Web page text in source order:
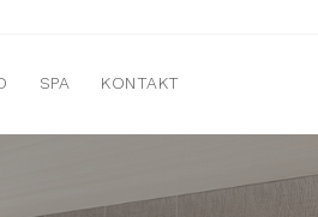
SPA KONTAKT